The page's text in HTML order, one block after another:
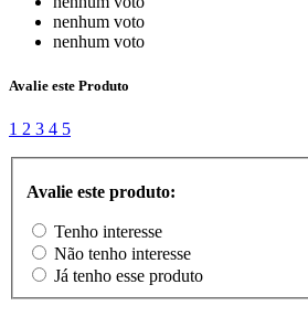
nenhum voto
nenhum voto
Avalie este Produto
1 2 3 4 5
Avalie este produto:
Tenho interesse
Não tenho interesse
Já tenho esse produto